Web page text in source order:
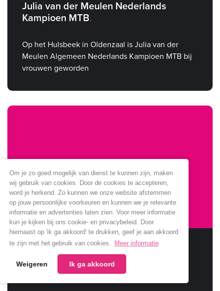
Om je zo goed mogelijk van dienst te kunnen zijn, maken
wij gebruik van cookies. Door de cookies te accepteren,
word je herkend. Zo kunnen we onze website afstemmen
op jouw persoonlijke voorkeuren en kunnen we je relevante
informatie en advertenties laten zien. Voor meer informatie
kun je kijken bij ons cookie- en privacybeleid. Door
hiernaast op 'ik ga akkoord' te drukken, geef je aan akkoord
te zijn met het gebruik van cookies.
Meer informatie
Weigeren Ik ga akkoord
Julia van der Meulen Nederlands
Kampioen MTB
Op het Hulsbeek in Oldenzaal is Julia van der
Meulen Algemeen Nederlands Kampioen MTB bij
vrouwen geworden
Sponsoring Jumbo verlengt
Jumbo verlengt samenwerking met onze club.